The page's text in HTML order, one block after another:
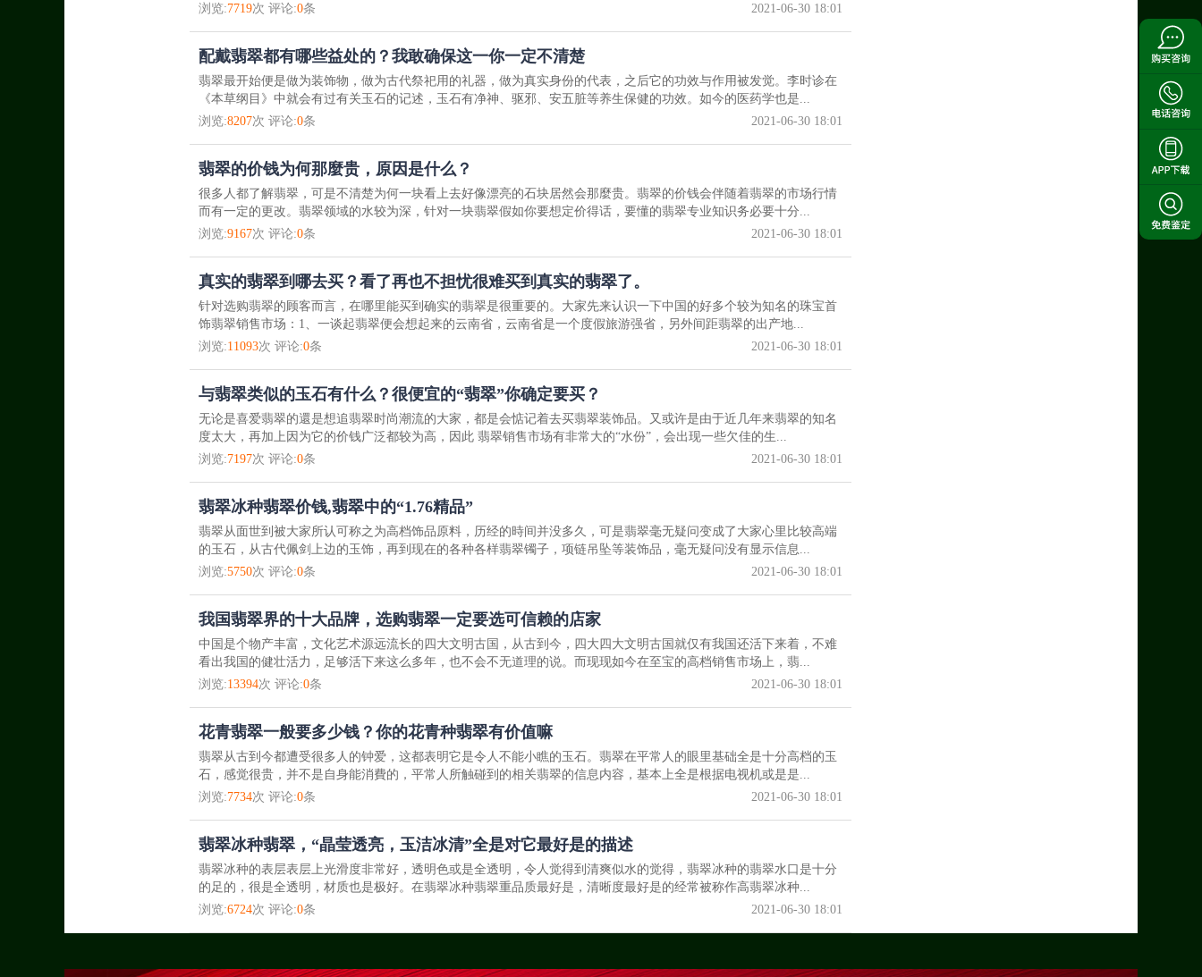
浏览:7719次 评论:0条 2021-06-30 18:01
配戴翡翠都有哪些益处的？我敢确保这一你一定不清楚
翡翠最开始便是做为装饰物，做为古代祭祀用的礼器，做为真实身份的代表，之后它的功效与作用被发觉。李时诊在
《本草纲目》中就会有过有关玉石的记述，玉石有净神、驱邪、安五脏等养生保健的功效。如今的医药学也是...
浏览:8207次 评论:0条 2021-06-30 18:01
翡翠的价钱为何那麼贵，原因是什么？
很多人都了解翡翠，可是不清楚为何一块看上去好像漂亮的石块居然会那麼贵。翡翠的价钱会伴随着翡翠的市场行情
而有一定的更改。翡翠领域的水较为深，针对一块翡翠假如你要想定价得话，要懂的翡翠专业知识务必要十分...
浏览:9167次 评论:0条 2021-06-30 18:01
真实的翡翠到哪去买？看了再也不担忧很难买到真实的翡翠了。
针对选购翡翠的顾客而言，在哪里能买到确实的翡翠是很重要的。大家先来认识一下中国的好多个较为知名的珠宝首
饰翡翠销售市场：1、一谈起翡翠便会想起来的云南省，云南省是一个度假旅游强省，另外间距翡翠的出产地...
浏览:11093次 评论:0条 2021-06-30 18:01
与翡翠类似的玉石有什么？很便宜的“翡翠”你确定要买？
无论是喜爱翡翠的還是想追翡翠时尚潮流的大家，都是会惦记着去买翡翠装饰品。又或许是由于近几年来翡翠的知名
度太大，再加上因为它的价钱广泛都较为高，因此 翡翠销售市场有非常大的“水份”，会出现一些欠佳的生...
浏览:7197次 评论:0条 2021-06-30 18:01
翡翠冰种翡翠价钱,翡翠中的“1.76精品”
翡翠从面世到被大家所认可称之为高档饰品原料，历经的時间并没多久，可是翡翠毫无疑问变成了大家心里比较高端
的玉石，从古代佩剑上边的玉饰，再到现在的各种各样翡翠镯子，项链吊坠等装饰品，毫无疑问没有显示信息...
浏览:5750次 评论:0条 2021-06-30 18:01
我国翡翠界的十大品牌，选购翡翠一定要选可信赖的店家
中国是个物产丰富，文化艺术源远流长的四大文明古国，从古到今，四大四大文明古国就仅有我国还活下来着，不难
看出我国的健壮活力，足够活下来这么多年，也不会不无道理的说。而现现如今在至宝的高档销售市场上，翡...
浏览:13394次 评论:0条 2021-06-30 18:01
花青翡翠一般要多少钱？你的花青种翡翠有价值嘛
翡翠从古到今都遭受很多人的钟爱，这都表明它是令人不能小瞧的玉石。翡翠在平常人的眼里基础全是十分高档的玉
石，感觉很贵，并不是自身能消費的，平常人所触碰到的相关翡翠的信息内容，基本上全是根据电视机或是是...
浏览:7734次 评论:0条 2021-06-30 18:01
翡翠冰种翡翠，“晶莹透亮，玉洁冰清”全是对它最好是的描述
翡翠冰种的表层表层上光滑度非常好，透明色或是全透明，令人觉得到清爽似水的觉得，翡翠冰种的翡翠水口是十分
的足的，很是全透明，材质也是极好。在翡翠冰种翡翠重品质最好是，清晰度最好是的经常被称作高翡翠冰种...
浏览:6724次 评论:0条 2021-06-30 18:01